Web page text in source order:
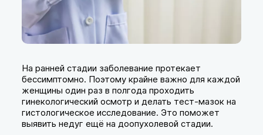
На ранней стадии заболевание протекает
бессимптомно. Поэтому крайне важно для каждой
женщины один раз в полгода проходить
гинекологический осмотр и делать тест-мазок на
гистологическое исследование. Это поможет
выявить недуг ещё на доопухолевой стадии.